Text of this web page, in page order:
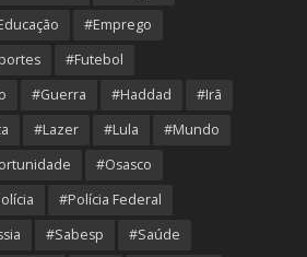
#Emprego
#Futebol
#Guerra #Haddad
#Irã
#Lazer #Lula
#Mundo
#Osasco
#Polícia Federal
#Sabesp #Saúde